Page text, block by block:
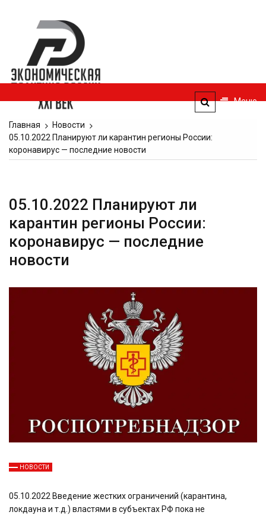
содержимому
век
Меню
Главная
Новости
05.10.2022 Планируют ли карантин регионы России:
коронавирус — последние новости
05.10.2022 Планируют ли
карантин регионы России:
коронавирус — последние
новости
НОВОСТИ
05.10.2022 Введение жестких ограничений (карантина,
локдауна и т.д.) властями в субъектах РФ пока не